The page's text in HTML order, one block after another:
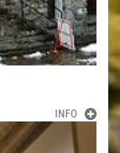
INFO